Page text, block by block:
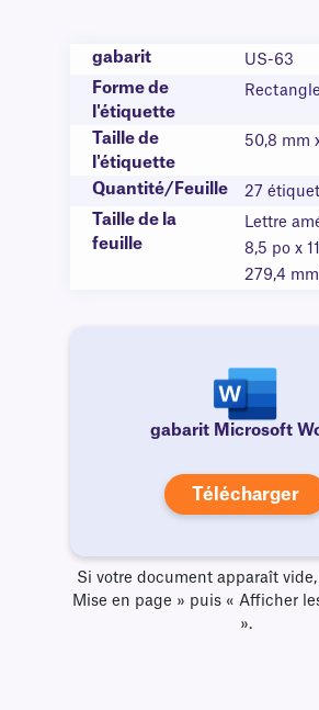
gabarit US-63
Forme de
l'étiquette
Rectangle
Taille de
l'étiquette
50,8 mm
Quantité/Feuille 27
Taille de la
feuille
Lettre
8,5 po x
279,4
gabarit Microsoft
Télécharger
Si votre document apparaît
Mise en page » puis « Afficher
».